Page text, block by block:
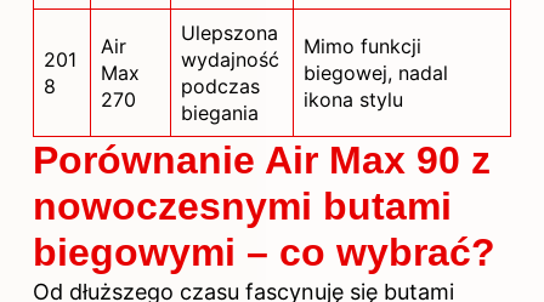
201
8
Air
Max
270
Ulepszona
wydajność
podczas
biegania
Mimo funkcji
biegowej, nadal
ikona stylu
Porównanie Air Max 90 z
nowoczesnymi butami
biegowymi – co wybrać?
Od dłuższego czasu fascynuję się butami